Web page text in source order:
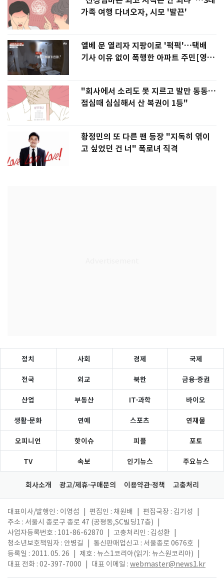
가족 여행 다녀오자, 시모 '발끈'
엘베 문 열리자 지팡이로 '퍽퍽'…택배
기사 이유 없이 폭행한 아파트 주민[영
"회사에서 소리도 못 지르고 발만 동동…
점심때 심심해서 산 복권이 1등"
황정민의 또 다른 팬 등장 "지독히 엮이
고 싶었던 건 너" 폭로녀 직격
정치 사회 경제 국제
전국 외교 북한 금융·증권
산업 부동산 IT·과학 바이오
생활·문화 연예 스포츠 연재물
오피니언 핫이슈 피플 포토
TV 속보 인기뉴스 주요뉴스
회사소개 광고/제휴·구매문의 이용약관·정책 고충처리
대표이사/발행인 : 이영섭 편집인 : 채원배 편집국장 : 김기성
주소 : 서울시 종로구 종로 47 (공평동,SC빌딩17층)
사업자등록번호 : 101-86-62870
고충처리인 : 김성환
청소년보호책임자 : 안병길
통신판매업신고 : 서울종로 0676호
등록일 : 2011. 05. 26
제호 : 뉴스1코리아(읽기: 뉴스원코리아)
대표 전화 : 02-397-7000
대표 이메일 : webmaster@news1.kr